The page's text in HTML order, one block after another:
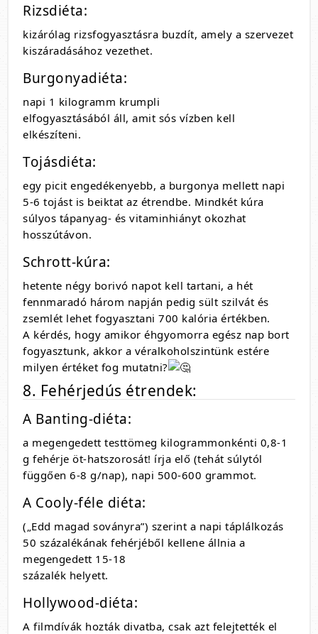
Rizsdiéta:
kizárólag rizsfogyasztásra buzdít, amely a szervezet
kiszáradásához vezethet.
Burgonyadiéta:
napi 1 kilogramm krumpli
elfogyasztásából áll, amit sós vízben kell
elkészíteni.
Tojásdiéta:
egy picit engedékenyebb, a burgonya mellett napi
5-6 tojást is beiktat az étrendbe. Mindkét kúra
súlyos tápanyag- és vitaminhiányt okozhat
hosszútávon.
Schrott-kúra:
hetente négy borivó napot kell tartani, a hét
fennmaradó három napján pedig sült szilvát és
zsemlét lehet fogyasztani 700 kalória értékben.
A kérdés, hogy amikor éhgyomorra egész nap bort
fogyasztunk, akkor a véralkoholszintünk estére
milyen értéket fog mutatni?
8. Fehérjedús étrendek:
A Banting-diéta:
a megengedett testtömeg kilogrammonkénti 0,8-1
g fehérje öt-hatszorosát! írja elő (tehát súlytól
függően 6-8 g/nap), napi 500-600 grammot.
A Cooly-féle diéta:
(„Edd magad soványra”) szerint a napi táplálkozás
50 százalékának fehérjéből kellene állnia a
megengedett 15-18
százalék helyett.
Hollywood-diéta:
A filmdívák hozták divatba, csak azt felejtették el